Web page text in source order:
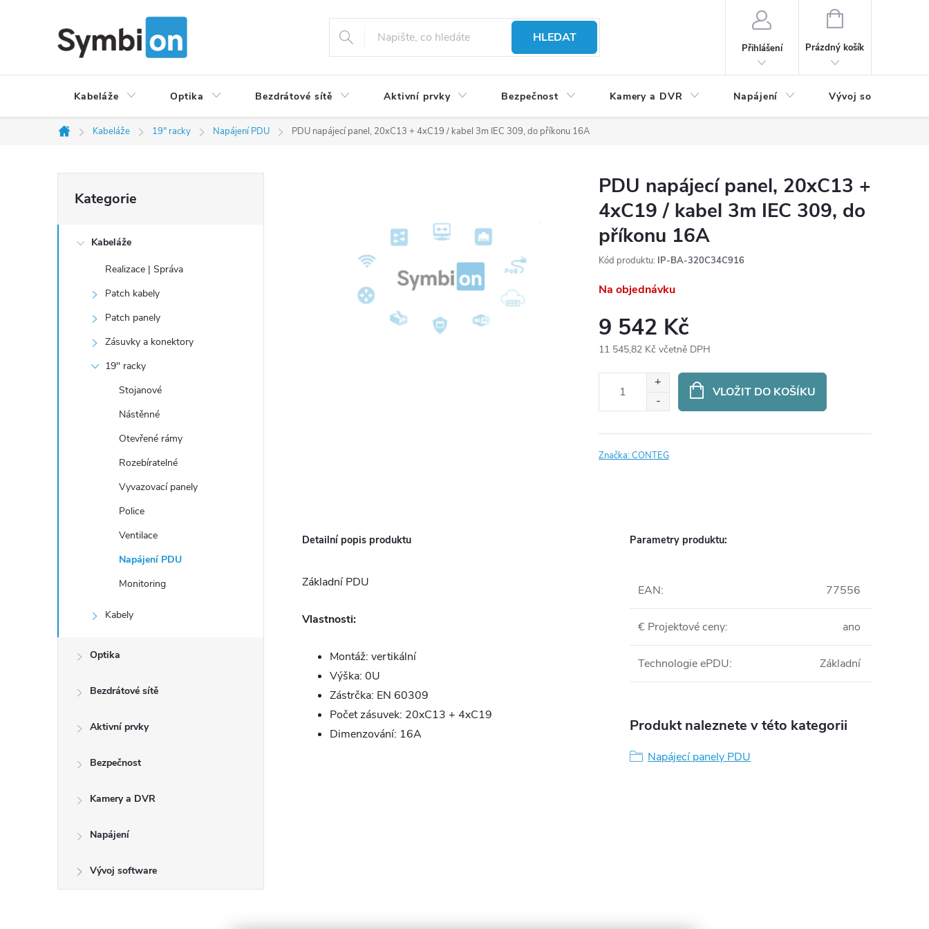
HLEDAT
Přihlášení
NÁKUPNÍ
Prázdný košík
Kabeláže Optika Bezdrátové sítě Aktivní prvky Bezpečnost Kamery a DVR Napájení Vývoj software
Domů
Kabeláže 19" racky Napájení PDU PDU napájecí panel, 20xC13 + 4xC19 / kabel 3m IEC 309, do příkonu 16A
s
kategorie
Kategorie
Kabeláže
Realizace | Správa
Patch kabely
Patch panely
Zásuvky a konektory
19" racky
Stojanové
Nástěnné
Otevřené rámy
Rozebíratelné
Vyvazovací panely
Police
Ventilace
Napájení PDU
Monitoring
Kabely
Optika
Bezdrátové sítě
Aktivní prvky
Bezpečnost
Kamery a DVR
Napájení
Vývoj software
PDU napájecí panel, 20xC13 +
4xC19 / kabel 3m IEC 309, do
příkonu 16A
Kód produktu: IP-BA-320C34C916
Na objednávku
9 542 Kč
11 545,82 Kč včetně DPH
VLOŽIT DO KOŠÍKU
Značka:CONTEG
Detailní popis produktu
Základní PDU
Vlastnosti:
Montáž: vertikální
Výška: 0U
Zástrčka: EN 60309
Počet zásuvek: 20xC13 + 4xC19
Dimenzování: 16A
Parametry produktu:
EAN: 77556
€ Projektové ceny: ano
Technologie ePDU: Základní
Produkt naleznete v této kategorii
Napájecí panely PDU